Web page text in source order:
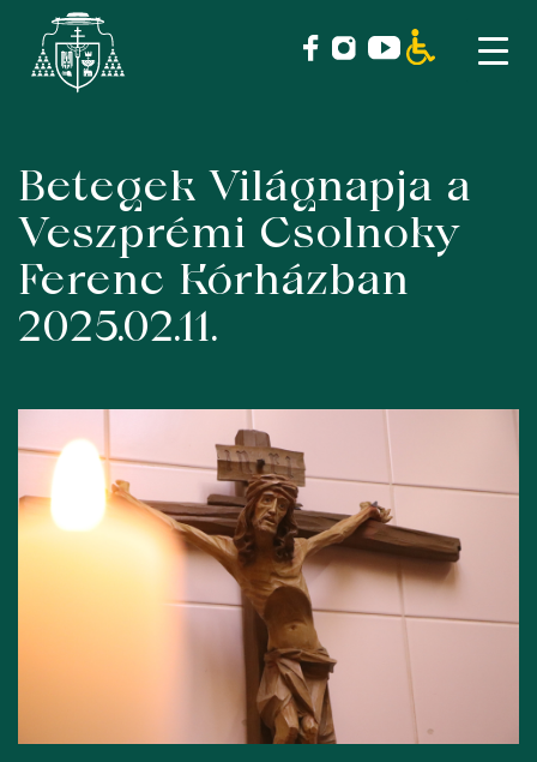
Skip
content
Betegek Világnapja a
Veszprémi Csolnoky
Ferenc Kórházban
2025.02.11.